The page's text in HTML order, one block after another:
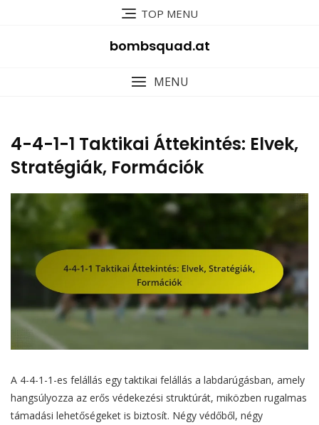
TOP MENU
bombsquad.at
MENU
4-4-1-1 Taktikai Áttekintés: Elvek,
Stratégiák, Formációk
A 4-4-1-1-es felállás egy taktikai felállás a labdarúgásban, amely
hangsúlyozza az erős védekezési struktúrát, miközben rugalmas
támadási lehetőségeket is biztosít. Négy védőből, négy